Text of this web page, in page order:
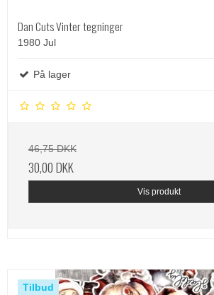
Dan Cuts Vinter tegninger
1980 Jul
På lager
46,75 DKK
30,00 DKK
Vis produkt
Tilbud